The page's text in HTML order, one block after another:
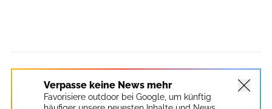
Verpasse keine News mehr
Favorisiere outdoor bei Google, um künftig